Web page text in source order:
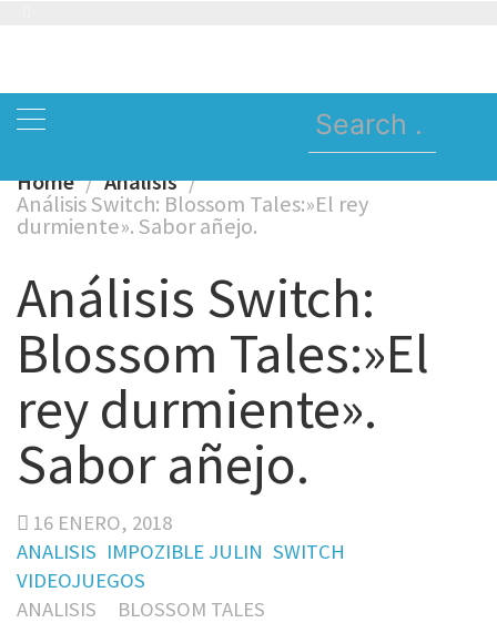
Search
for:
Home Analisis
Análisis Switch: Blossom Tales:»El rey
durmiente». Sabor añejo.
Análisis Switch:
Blossom Tales:»El
rey durmiente».
Sabor añejo.
16 ENERO, 2018
ANALISIS IMPOZIBLE JULIN SWITCH
VIDEOJUEGOS
ANALISIS
BLOSSOM TALES